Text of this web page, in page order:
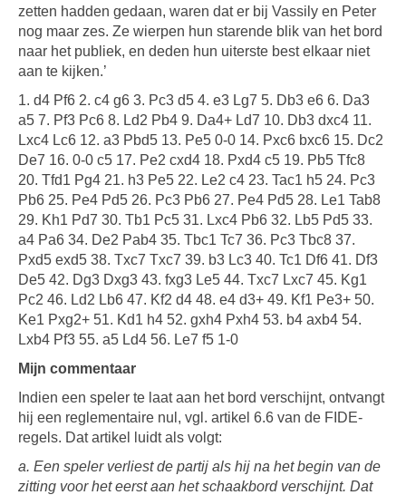
zetten hadden gedaan, waren dat er bij Vassily en Peter
nog maar zes. Ze wierpen hun starende blik van het bord
naar het publiek, en deden hun uiterste best elkaar niet
aan te kijken.’
1. d4 Pf6 2. c4 g6 3. Pc3 d5 4. e3 Lg7 5. Db3 e6 6. Da3
a5 7. Pf3 Pc6 8. Ld2 Pb4 9. Da4+ Ld7 10. Db3 dxc4 11.
Lxc4 Lc6 12. a3 Pbd5 13. Pe5 0-0 14. Pxc6 bxc6 15. Dc2
De7 16. 0-0 c5 17. Pe2 cxd4 18. Pxd4 c5 19. Pb5 Tfc8
20. Tfd1 Pg4 21. h3 Pe5 22. Le2 c4 23. Tac1 h5 24. Pc3
Pb6 25. Pe4 Pd5 26. Pc3 Pb6 27. Pe4 Pd5 28. Le1 Tab8
29. Kh1 Pd7 30. Tb1 Pc5 31. Lxc4 Pb6 32. Lb5 Pd5 33.
a4 Pa6 34. De2 Pab4 35. Tbc1 Tc7 36. Pc3 Tbc8 37.
Pxd5 exd5 38. Txc7 Txc7 39. b3 Lc3 40. Tc1 Df6 41. Df3
De5 42. Dg3 Dxg3 43. fxg3 Le5 44. Txc7 Lxc7 45. Kg1
Pc2 46. Ld2 Lb6 47. Kf2 d4 48. e4 d3+ 49. Kf1 Pe3+ 50.
Ke1 Pxg2+ 51. Kd1 h4 52. gxh4 Pxh4 53. b4 axb4 54.
Lxb4 Pf3 55. a5 Ld4 56. Le7 f5 1-0
Mijn commentaar
Indien een speler te laat aan het bord verschijnt, ontvangt
hij een reglementaire nul, vgl. artikel 6.6 van de FIDE-
regels. Dat artikel luidt als volgt:
a. Een speler verliest de partij als hij na het begin van de
zitting voor het eerst aan het schaakbord verschijnt. Dat